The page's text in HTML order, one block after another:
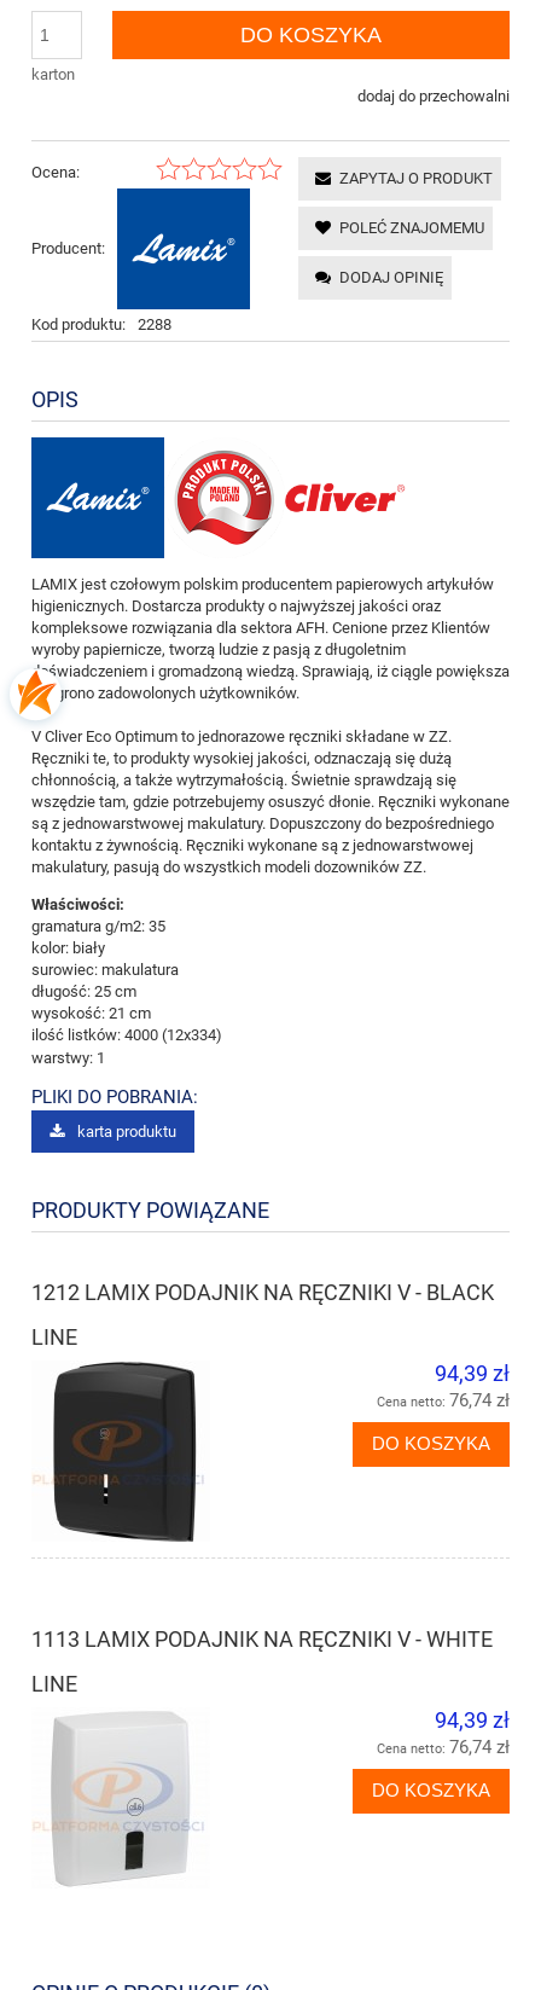
karton
DO KOSZYKA
dodaj do przechowalni
Ocena:
Producent:
Kod produktu: 2288
ZAPYTAJ O PRODUKT
POLEĆ ZNAJOMEMU
DODAJ OPINIĘ
OPIS
LAMIX jest czołowym polskim producentem papierowych artykułów
higienicznych. Dostarcza produkty o najwyższej jakości oraz
kompleksowe rozwiązania dla sektora AFH. Cenione przez Klientów
wyroby papiernicze, tworzą ludzie z pasją z długoletnim
doświadczeniem i gromadzoną wiedzą. Sprawiają, iż ciągle powiększa
się grono zadowolonych użytkowników.
V Cliver Eco Optimum to jednorazowe ręczniki składane w ZZ.
Ręczniki te, to produkty wysokiej jakości, odznaczają się dużą
chłonnością, a także wytrzymałością. Świetnie sprawdzają się
wszędzie tam, gdzie potrzebujemy osuszyć dłonie. Ręczniki wykonane
są z jednowarstwowej makulatury. Dopuszczony do bezpośredniego
kontaktu z żywnością. Ręczniki wykonane są z jednowarstwowej
makulatury, pasują do wszystkich modeli dozowników ZZ.
Właściwości:
gramatura g/m2: 35
kolor: biały
surowiec: makulatura
długość: 25 cm
wysokość: 21 cm
ilość listków: 4000 (12x334)
warstwy: 1
PLIKI DO POBRANIA:
karta produktu
PRODUKTY POWIĄZANE
1212 LAMIX PODAJNIK NA RĘCZNIKI V - BLACK
LINE
94,39 zł
Cena netto: 76,74 zł
DO KOSZYKA
1113 LAMIX PODAJNIK NA RĘCZNIKI V - WHITE
LINE
94,39 zł
Cena netto: 76,74 zł
DO KOSZYKA